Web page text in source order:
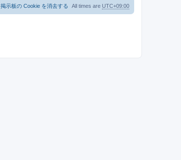
All times are UTC+09:00
掲示板の Cookie を消去する